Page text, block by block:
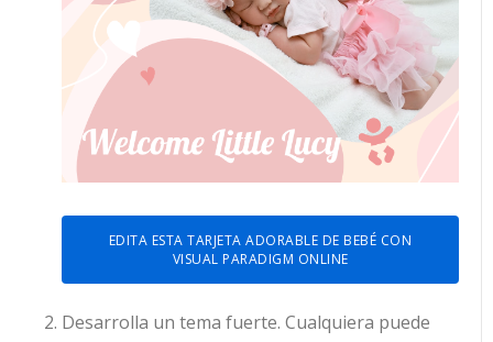
EDITA ESTA TARJETA ADORABLE DE BEBÉ CON
VISUAL PARADIGM ONLINE
Desarrolla un tema fuerte. Cualquiera puede